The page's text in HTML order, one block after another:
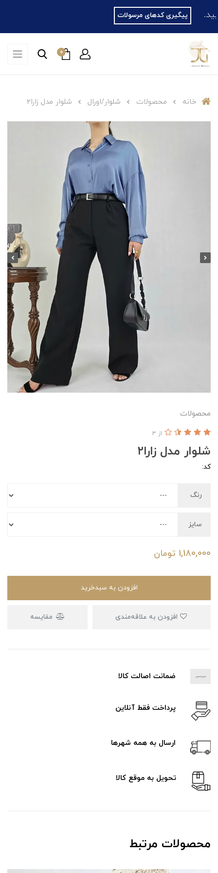
پیگیری کدهای مرسولات
0
خانه محصولات شلوار/اورال شلوار مدل زارا۲
محصولات
شلوار مدل زارا۲
از 3
کد:
رنگ
سایز
1,180,000 تومان
افزودن به سبدخرید
مقایسه
ضمانت اصالت کالا
پرداخت فقط آنلاین
ارسال به همه شهرها
تحویل به موقع کالا
محصولات مرتبط